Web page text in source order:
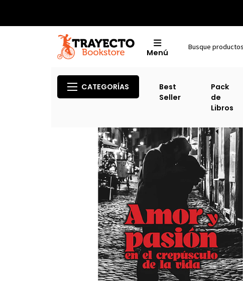
Menú
CATEGORÍAS
Best
Seller
Pack
de
Libros